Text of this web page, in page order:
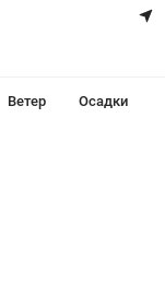
Ветер Осадки